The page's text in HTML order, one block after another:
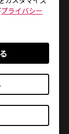
プライバシー
当選確率